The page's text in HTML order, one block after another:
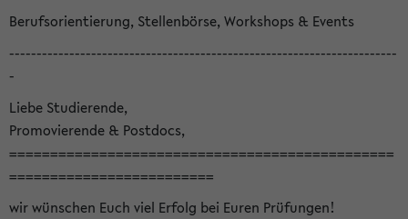
Berufsorientierung, Stellenbörse, Workshops & Events
-----------------------------------------------------------------------
-
Liebe Studierende,
Promovierende & Postdocs,
===============================================
=========================
wir wünschen Euch viel Erfolg bei Euren Prüfungen!